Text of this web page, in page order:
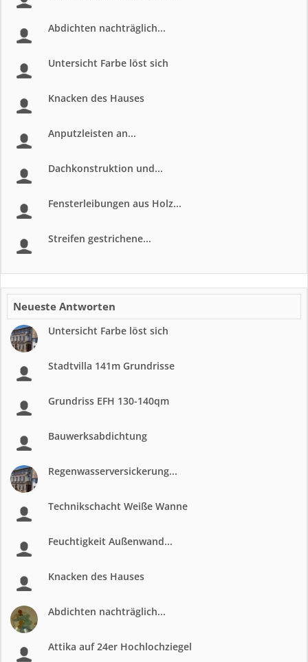
Abdichten nachträglich...
Untersicht Farbe löst sich
Knacken des Hauses
Anputzleisten an...
Dachkonstruktion und...
Fensterleibungen aus Holz...
Streifen gestrichene...
Neueste Antworten
Untersicht Farbe löst sich
Stadtvilla 141m Grundrisse
Grundriss EFH 130-140qm
Bauwerksabdichtung
Regenwasserversickerung...
Technikschacht Weiße Wanne
Feuchtigkeit Außenwand...
Knacken des Hauses
Abdichten nachträglich...
Attika auf 24er Hochlochziegel